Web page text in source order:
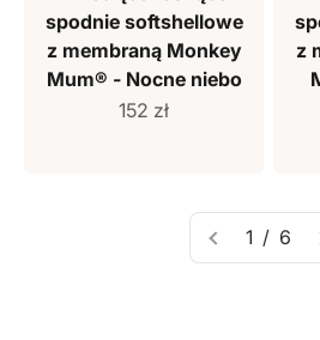
spodnie softshellowe
z membraną Monkey
Mum® - Nocne niebo
Cena sprzedaży
152 zł
z
1 / 6